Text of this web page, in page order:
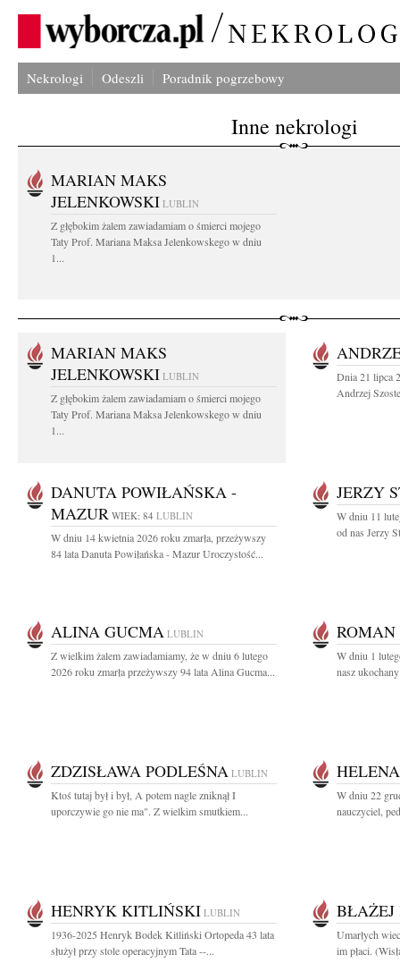
Nekrologi Odeszli Poradnik pogrzebowy
Inne nekrologi
MARIAN MAKS
JELENKOWSKI LUBLIN
Z głębokim żalem zawiadamiam o śmierci mojego
Taty Prof. Mariana Maksa Jelenkowskego w dniu
1...
MARIAN MAKS
JELENKOWSKI LUBLIN
Z głębokim żalem zawiadamiam o śmierci mojego
Taty Prof. Mariana Maksa Jelenkowskego w dniu
1...
Dnia 21 lipca
Andrzej
DANUTA POWIŁAŃSKA -
MAZUR WIEK: 84 LUBLIN
W dniu 14 kwietnia 2026 roku zmarła, przeżywszy
84 lata Danuta Powiłańska - Mazur Uroczystość...
JERZY
W dniu 11
od nas Jerzy
ALINA GUCMA LUBLIN
Z wielkim żalem zawiadamiamy, że w dniu 6 lutego
2026 roku zmarła przeżywszy 94 lata Alina Gucma...
W dniu 1
nasz
ZDZISŁAWA PODLEŚNA LUBLIN
Ktoś tutaj był i był, A potem nagle zniknął I
uporczywie go nie ma". Z wielkim smutkiem...
W dniu 22
nauczyciel,
HENRYK KITLIŃSKI LUBLIN
1936-2025 Henryk Bodek Kitliński Ortopeda 43 lata
służył przy stole operacyjnym Tata --...
BŁAŻEJ
Umarłych
im płaci.